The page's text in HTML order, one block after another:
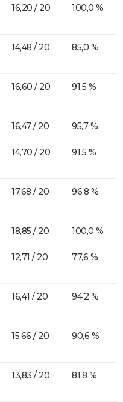
16,20 / 20 100,0 %
14,48 / 20 85,0 %
16,60 / 20 91,5 %
16,47 / 20 95,7 %
14,70 / 20 91,5 %
17,68 / 20 96,8 %
18,85 / 20 100,0 %
12,71 / 20 77,6 %
16,41 / 20 94,2 %
15,66 / 20 90,6 %
13,83 / 20 81,8 %